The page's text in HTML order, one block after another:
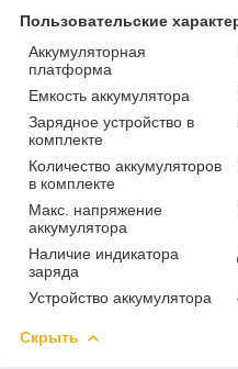
Пользовательские
Аккумуляторная
платформа
Емкость аккумулятора
Зарядное устройство в
комплекте
Количество аккумуляторов
в комплекте
Макс. напряжение
аккумулятора
Наличие индикатора
заряда
Устройство аккумулятора
Скрыть